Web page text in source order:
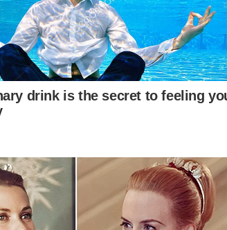
24 tahun, yang menggunakan
aktif sekurang-kurangnya 5 tahun.